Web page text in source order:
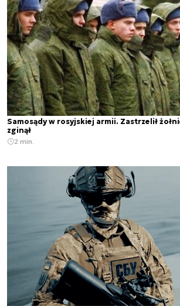
Samosądy w rosyjskiej armii. Zastrzelił
zginął
2 min.